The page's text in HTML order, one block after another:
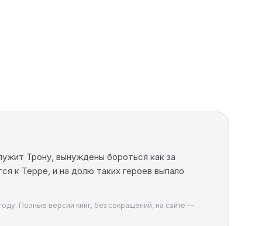
Трону, вынуждены бороться как за
к Терре, и на долю таких героев выпало
Полные версии книг, без сокращений, на сайте —